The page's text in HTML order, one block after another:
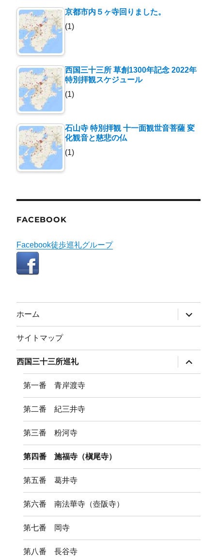
京都市内５ヶ寺回りました。
(1)
西国三十三所 草創1300年記念 2022年
特別拝観スケジュール
(1)
石山寺 特別拝観 十一面観世音菩薩 変
化観音と慈悲の仏
(1)
FACEBOOK
Facebook徒歩巡礼グループ
ホーム
ブ
メ
ー
を
展
開
サイトマップ
西国三十三所巡礼
ブ
メ
ー
開
第一番 青岸渡寺
第二番 紀三井寺
第三番 粉河寺
第四番 施福寺（槇尾寺）
第五番 葛井寺
第六番 南法華寺（壺阪寺）
第七番 岡寺
第八番 長谷寺